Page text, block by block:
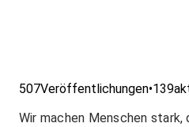
507Veröffentlichungen•139
Wir machen Menschen stark,